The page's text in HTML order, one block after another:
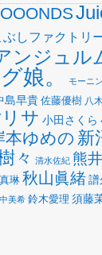
ぶしファクトリ
ンジュル
娘。 モーニ
島早貴 佐藤優樹 八
サ 小田さくら
本ゆめの 新
々 清水佐紀 熊
琳 秋山眞緒譜
美希 鈴木愛理 須藤